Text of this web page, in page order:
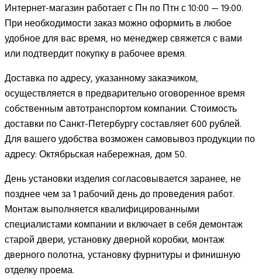
Интернет-магазин работает с Пн по Птн с 10:00 — 19:00.
При необходимости заказ можно оформить в любое
удобное для вас время, но менеджер свяжется с вами
или подтвердит покупку в рабочее время.
Доставка по адресу, указанному заказчиком,
осуществляется в предварительно оговоренное время
собственным автотранспортом компании. Стоимость
доставки по Санкт-Петербургу составляет 600 рублей.
Для вашего удобства возможен самовывоз продукции по
адресу: Октябрьская набережная, дом 50.
День установки изделия согласовывается заранее, не
позднее чем за 1 рабочий день до проведения работ.
Монтаж выполняется квалифицированными
специалистами компании и включает в себя демонтаж
старой двери, установку дверной коробки, монтаж
дверного полотна, установку фурнитуры и финишную
отделку проема.